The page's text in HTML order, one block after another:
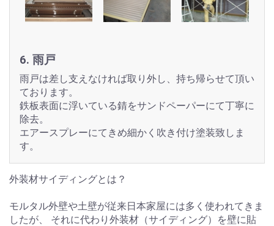
6. 雨戸
雨戸は差し支えなければ取り外し、持ち帰らせて頂い
ております。
鉄板表面に浮いている錆をサンドペーパーにて丁寧に
除去。
エアースプレーにてきめ細かく吹き付け塗装致しま
す。
外装材サイディングとは？
モルタル外壁や土壁が従来日本家屋には多く使われてきま
したが、 それに代わり外装材（サイディング）を壁に貼